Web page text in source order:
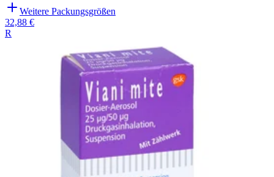
Weitere Packungsgrößen
32,88 €
R